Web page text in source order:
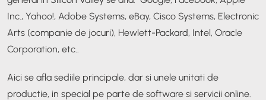
Inc., Yahoo!, Adobe Systems, eBay, Cisco Systems, Electronic
Arts (companie de jocuri), Hewlett-Packard, Intel, Oracle
Corporation, etc..
Aici se afla sediile principale, dar si unele unitati de
productie, in special pe parte de software si servicii online.